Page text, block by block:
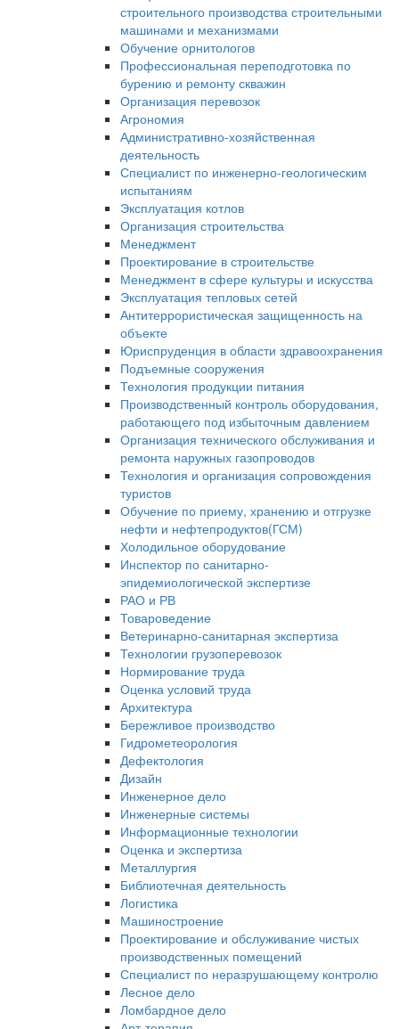
строительного производства строительными
машинами и механизмами
Обучение орнитологов
Профессиональная переподготовка по
бурению и ремонту скважин
Организация перевозок
Агрономия
Административно-хозяйственная
деятельность
Специалист по инженерно-геологическим
испытаниям
Эксплуатация котлов
Организация строительства
Менеджмент
Проектирование в строительстве
Менеджмент в сфере культуры и искусства
Эксплуатация тепловых сетей
Антитеррористическая защищенность на
объекте
Юриспруденция в области здравоохранения
Подъемные сооружения
Технология продукции питания
Производственный контроль оборудования,
работающего под избыточным давлением
Организация технического обслуживания и
ремонта наружных газопроводов
Технология и организация сопровождения
туристов
Обучение по приему, хранению и отгрузке
нефти и нефтепродуктов(ГСМ)
Холодильное оборудование
Инспектор по санитарно-
эпидемиологической экспертизе
РАО и РВ
Товароведение
Ветеринарно-санитарная экспертиза
Технологии грузоперевозок
Нормирование труда
Оценка условий труда
Архитектура
Бережливое производство
Гидрометеорология
Дефектология
Дизайн
Инженерное дело
Инженерные системы
Информационные технологии
Оценка и экспертиза
Металлургия
Библиотечная деятельность
Логистика
Машиностроение
Проектирование и обслуживание чистых
производственных помещений
Специалист по неразрушающему контролю
Лесное дело
Ломбардное дело